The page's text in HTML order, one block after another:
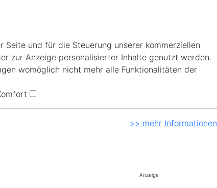
und für die Steuerung unserer kommerziellen
zur Anzeige personalisierter Inhalte genutzt werden.
womöglich nicht mehr alle Funktionalitäten der
>> mehr Informationen
Anzeige